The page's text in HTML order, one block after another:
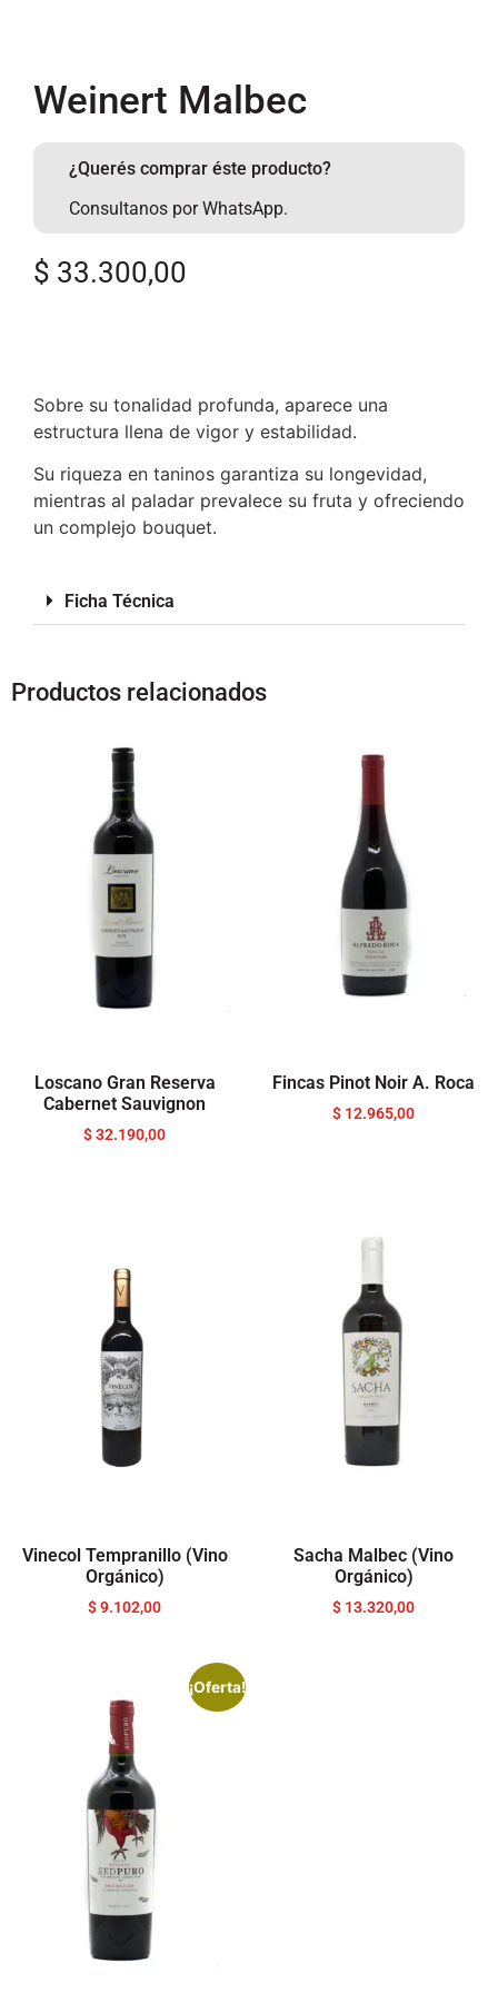
Weinert Malbec
¿Querés comprar éste producto?
Consultanos por WhatsApp.
$ 33.300,00
Sobre su tonalidad profunda, aparece una
estructura llena de vigor y estabilidad.
Su riqueza en taninos garantiza su longevidad,
mientras al paladar prevalece su fruta y ofreciendo
un complejo bouquet.
Ficha Técnica
Productos relacionados
Loscano Gran Reserva
Cabernet Sauvignon
$32.190,00
Fincas Pinot Noir A. Roca
$ 12.965,00
Vinecol Tempranillo (Vino
Orgánico)
$9.102,00
Sacha Malbec (Vino
Orgánico)
$ 13.320,00
¡Oferta!